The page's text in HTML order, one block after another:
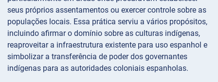
seus próprios assentamentos ou exercer controle sobre as
populações locais. Essa prática serviu a vários propósitos,
incluindo afirmar o domínio sobre as culturas indígenas,
reaproveitar a infraestrutura existente para uso espanhol e
simbolizar a transferência de poder dos governantes
indígenas para as autoridades coloniais espanholas.